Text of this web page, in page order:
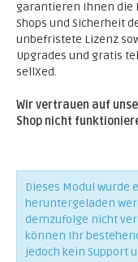
garantieren Ihnen die
Shops und Sicherheit
unbefristete Lizenz
Upgrades und gratis
sellXed.
Wir vertrauen auf
Shop nicht
Dieses Modul
heruntergeladen
demzufolge nicht
können Ihr
jedoch kein Support